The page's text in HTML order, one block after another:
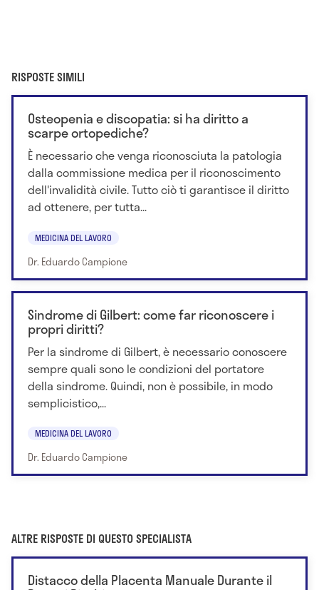
RISPOSTE SIMILI
Osteopenia e discopatia: si ha diritto a
scarpe ortopediche?
È necessario che venga riconosciuta la patologia
dalla commissione medica per il riconoscimento
dell'invalidità civile. Tutto ciò ti garantisce il diritto
ad ottenere, per tutta...
MEDICINA DEL LAVORO
Dr. Eduardo Campione
Sindrome di Gilbert: come far riconoscere i
propri diritti?
Per la sindrome di Gilbert, è necessario conoscere
sempre quali sono le condizioni del portatore
della sindrome. Quindi, non è possibile, in modo
semplicistico,...
MEDICINA DEL LAVORO
Dr. Eduardo Campione
ALTRE RISPOSTE DI QUESTO SPECIALISTA
Distacco della Placenta Manuale Durante il